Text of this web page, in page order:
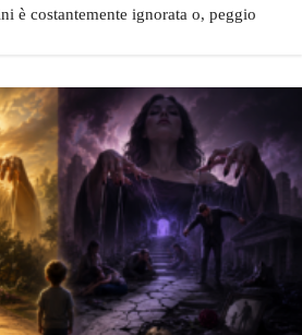
è costantemente ignorata o, peggio